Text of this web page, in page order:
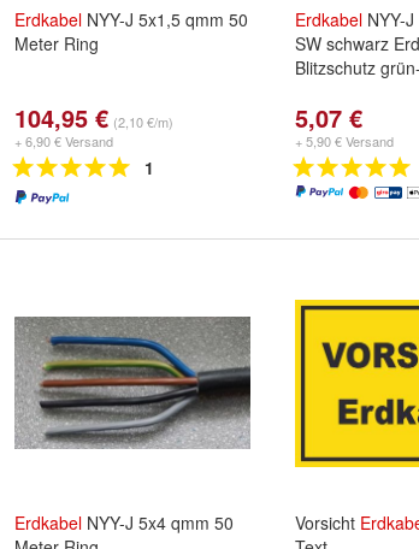
Erdkabel NYY-J 5x1,5 qmm 50
Meter Ring
104,95 € (2,10 €/m)
+ 6,90 € Versand
1
Erdkabel NYY-
SW schwarz
Blitzschutz
5,07 €
+ 5,90 € Versand
Erdkabel NYY-J 5x4 qmm 50
Vorsicht